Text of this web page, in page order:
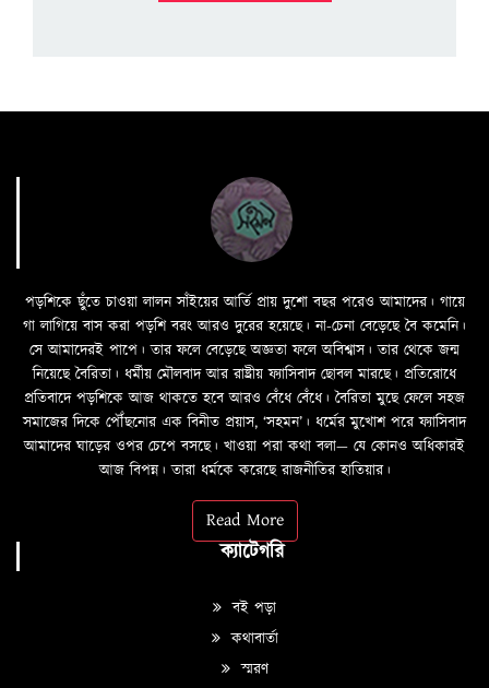
পড়শিকে ছুঁতে চাওয়া লালন সাঁইয়ের আর্তি প্রায় দুশো বছর পরেও আমাদের। গায়ে
গা লাগিয়ে বাস করা পড়শি বরং আরও দুরের হয়েছে। না-চেনা বেড়েছে বৈ কমেনি।
সে আমাদেরই পাপে। তার ফলে বেড়েছে অজ্ঞতা ফলে অবিশ্বাস। তার থেকে জন্ম
নিয়েছে বৈরিতা। ধর্মীয় মৌলবাদ আর রাষ্ট্রীয় ফ্যাসিবাদ ছোবল মারছে। প্রতিরোধে
প্রতিবাদে পড়শিকে আজ থাকতে হবে আরও বেঁধে বেঁধে। বৈরিতা মুছে ফেলে সহজ
সমাজের দিকে পৌঁছনোর এক বিনীত প্রয়াস, ‘সহমন’। ধর্মের মুখোশ পরে ফ্যাসিবাদ
আমাদের ঘাড়ের ওপর চেপে বসছে। খাওয়া পরা কথা বলা—­­ যে কোনও অধিকারই
আজ বিপন্ন। তারা ধর্মকে করেছে রাজনীতির হাতিয়ার।
Read More
ক্যাটেগরি
বই পড়া
কথাবার্তা
স্মরণ